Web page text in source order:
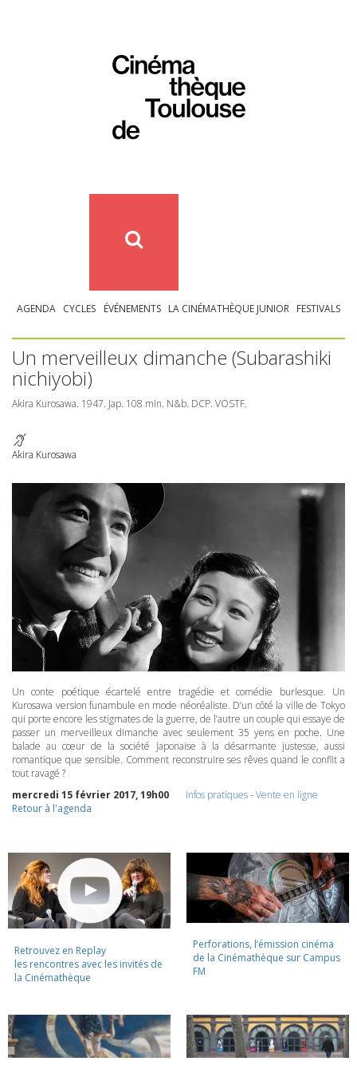
AGENDA CYCLES ÉVÉNEMENTS LA CINÉMATHÈQUE JUNIOR FESTIVALS
Un merveilleux dimanche (Subarashiki
nichiyobi)
Akira Kurosawa. 1947. Jap. 108 min. N&b. DCP. VOSTF.
Akira Kurosawa
Un conte poétique écartelé entre tragédie et comédie burlesque. Un
Kurosawa version funambule en mode néoréaliste. D’un côté la ville de Tokyo
qui porte encore les stigmates de la guerre, de l’autre un couple qui essaye de
passer un merveilleux dimanche avec seulement 35 yens en poche. Une
balade au cœur de la société japonaise à la désarmante justesse, aussi
romantique que sensible. Comment reconstruire ses rêves quand le conflit a
tout ravagé ?
mercredi 15 février 2017, 19h00
Infos pratiques-Vente en ligne
Retour à l'agenda
Retrouvez en Replay
les rencontres avec les invités de
la Cinémathèque
Perforations, l’émission cinéma
de la Cinémathèque sur Campus
FM